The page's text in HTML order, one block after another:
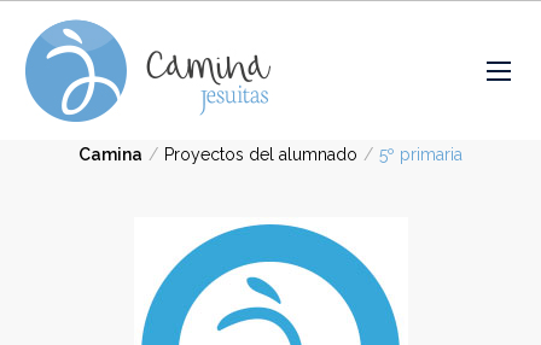
Camina / Proyectos del alumnado / 5º primaria